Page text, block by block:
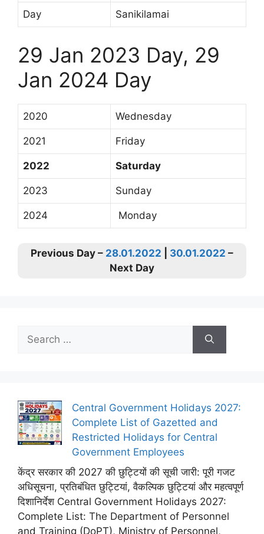
Day Sanikilamai
29 Jan 2023 Day, 29
Jan 2024 Day
2020 Wednesday
2021 Friday
2022 Saturday
2023 Sunday
2024 Monday
Previous Day – 28.01.2022 30.01.2022 –
Next Day
Search
for:
Central Government Holidays 2027:
Complete List of Gazetted and
Restricted Holidays for Central
Government Employees
केंद्र सरकार की 2027 की छुट्टियों की सूची जारी: पूरी गजट
अधिसूचना, प्रतिबंधित छुट्टियां, वैकल्पिक छुट्टियां और महत्वपूर्ण
दिशानिर्देश Central Government Holidays 2027:
Complete List: The Department of Personnel
and Training (DoPT), Ministry of Personnel,